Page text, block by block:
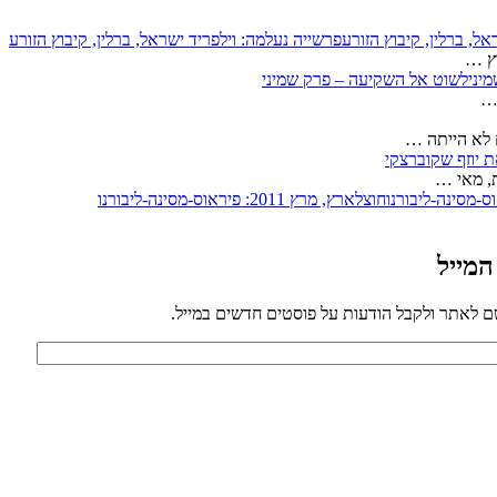
פרשייה נעלמה: וילפריד ישראל, ברלין, קיבוץ הזורע
…
לשוט אל השקיעה – פרק שמיני
…
לא הייתה …
יוזף שקוברצקי
מאי …
חוצלארץ, מרץ 2011: פיראוס-מסינה-ליבורנו
לאתר ולקבל הודעות על פוסטים חדשים במייל.